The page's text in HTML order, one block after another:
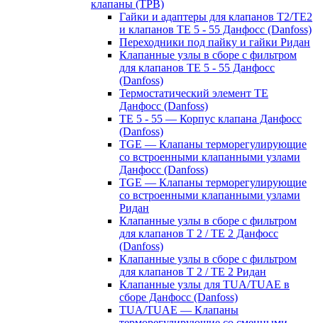
клапаны (ТРВ)
Гайки и адаптеры для клапанов T2/TE2
и клапанов TE 5 - 55 Данфосс (Danfoss)
Переходники под пайку и гайки Ридан
Клапанные узлы в сборе с фильтром
для клапанов TE 5 - 55 Данфосс
(Danfoss)
Термостатический элемент TE
Данфосс (Danfoss)
TE 5 - 55 — Корпус клапана Данфосс
(Danfoss)
TGE — Клапаны терморегулирующие
со встроенными клапанными узлами
Данфосс (Danfoss)
TGE — Клапаны терморегулирующие
со встроенными клапанными узлами
Ридан
Клапанные узлы в сборе с фильтром
для клапанов T 2 / TE 2 Данфосс
(Danfoss)
Клапанные узлы в сборе с фильтром
для клапанов T 2 / TE 2 Ридан
Клапанные узлы для TUA/TUAE в
сборе Данфосс (Danfoss)
TUA/TUAE — Клапаны